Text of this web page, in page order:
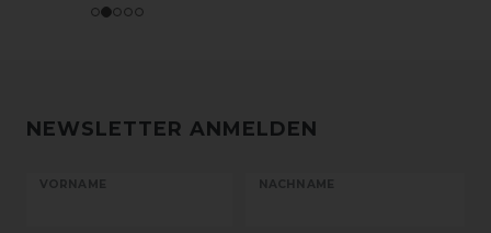
NEWSLETTER ANMELDEN
VORNAME NACHNAME